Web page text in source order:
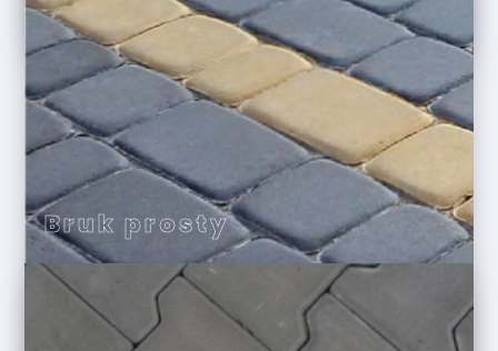
Bruk prosty